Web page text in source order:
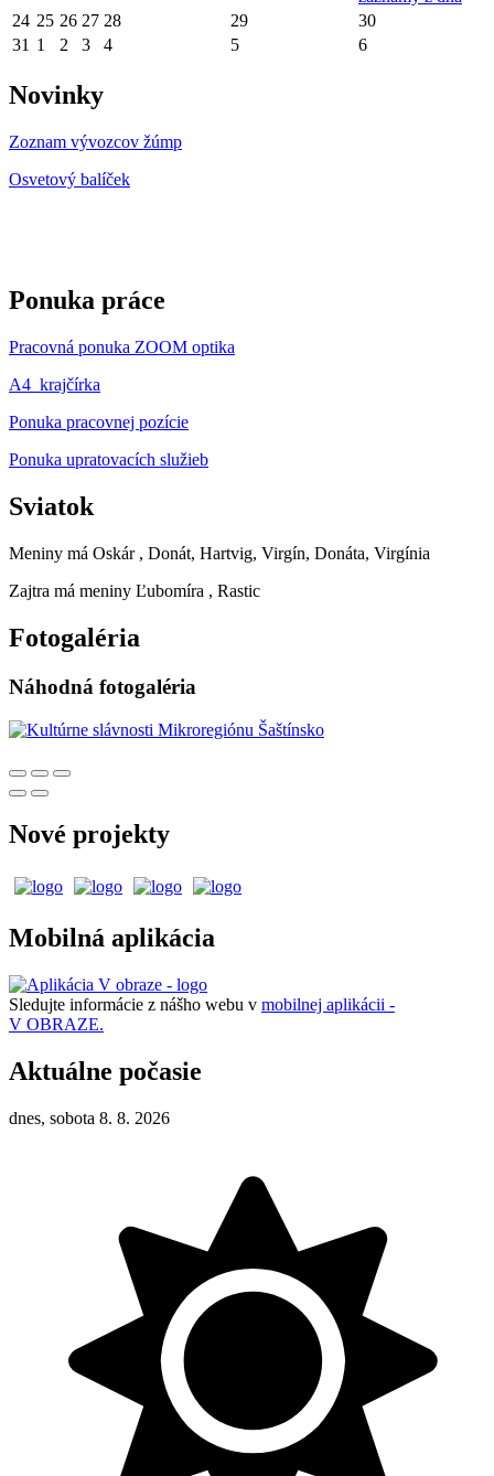
24 25 26 27 28 29
30
31 1 2 3 4 5 6
Novinky
Zoznam vývozcov žúmp
Osvetový balíček
Ponuka práce
Pracovná ponuka ZOOM optika
A4_krajčírka
Ponuka pracovnej pozície
Ponuka upratovacích služieb
Sviatok
Meniny má Oskár , Donát, Hartvig, Virgín, Donáta, Virgínia
Zajtra má meniny Ľubomíra , Rastic
Fotogaléria
Náhodná fotogaléria
Nové projekty
Mobilná aplikácia
Sledujte informácie z nášho webu v mobilnej aplikácii -
V OBRAZE.
Aktuálne počasie
dnes, sobota 8. 8. 2026